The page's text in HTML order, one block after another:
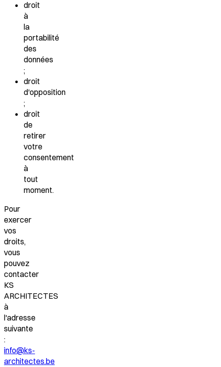
droit
à
la
portabilité
des
données
;
droit
d'opposition
;
droit
de
retirer
votre
consentement
à
tout
moment.
Pour
exercer
vos
droits,
vous
pouvez
contacter
KS
ARCHITECTES
à
l'adresse
suivante
:
info@ks-
architectes.be